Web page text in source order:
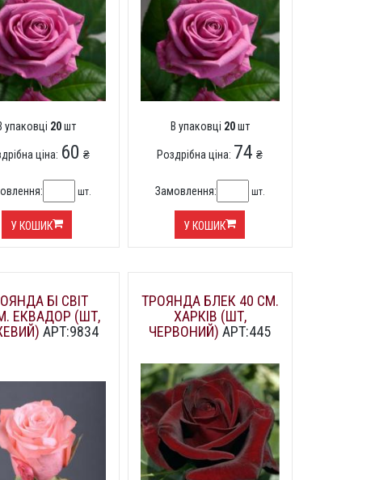
упаковці 20шт
ціна: 60 ₴
шт.
У КОШИК
В упаковці 20шт
Роздрібна ціна: 74 ₴
Замовлення: шт.
У КОШИК
БІ СВІТ
ЕКВАДОР (ШТ,
АРТ:9834
ТРОЯНДА БЛЕК 40 СМ.
ХАРКІВ (ШТ,
ЧЕРВОНИЙ) АРТ:445